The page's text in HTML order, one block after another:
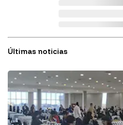
Últimas noticias